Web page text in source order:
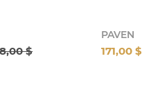
$
PAVEN
171,00 $